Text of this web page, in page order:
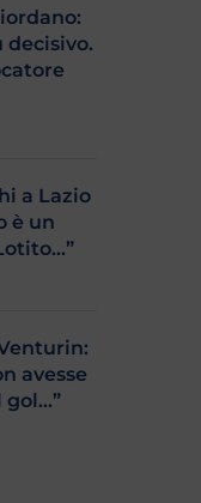
decisivo.
a Lazio
è un
avesse
gol…”